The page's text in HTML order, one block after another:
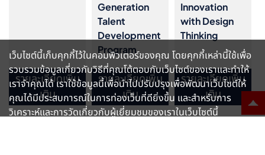
รายละเอียดเพิ่ม
เติม
Generation
Talent
Development
Program
รายละเอียดเพิ่ม
เติม
Innovation
with Design
Thinking
รายละเอียดเพิ่ม
เติม
เว็บไซต์นี้เก็บคุกกี้ไว้ในคอมพิวเตอร์ของคุณ โดยคุกกี้เหล่านี้ใช้เพื่อ
รวบรวมข้อมูลเกี่ยวกับวิธีที่คุณโต้ตอบกับเว็บไซต์ของเราและทำให้
เราจำคุณได้ เราใช้ข้อมูลนี้เพื่อนำไปปรับปรุงเพื่อพัฒนาเว็บไซต์ให้
คุณได้มีประสบการณ์ในการท่องเว็บที่ดียิ่งขึ้น และสำหรับการ
วิเคราะห์และการวัดเกี่ยวกับผู้เยี่ยมชมของเราในเว็บไซต์นี้